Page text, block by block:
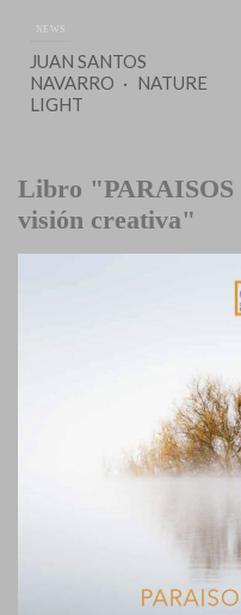
NEWS
JUAN SANTOS
NAVARRO
NATURE
LIGHT
Libro "PARAISOS
visión creativa"